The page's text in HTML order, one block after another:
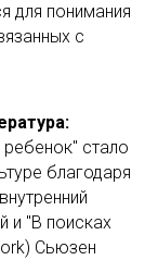
для понимания
с
ребенок" стало
благодаря
и "В поисках
Сьюзен